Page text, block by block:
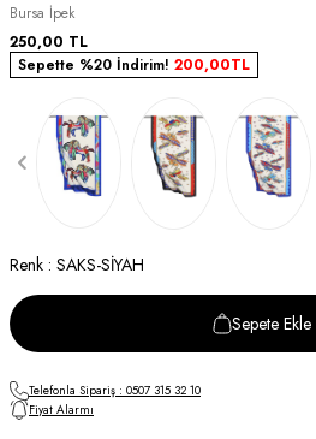
Bursa İpek
250,00 TL
Sepette %20 İndirim! 200,00TL
Renk : SAKS-SİYAH
Sepete
Telefonla Sipariş : 0507 315 32 10
Fiyat Alarmı